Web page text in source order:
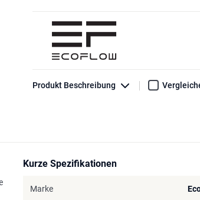
Produkt Beschreibung
Kurze Spezifikationen
Marke